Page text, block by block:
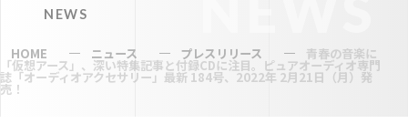
NEWS
HOME ニュース プレスリリース 青春の音楽に
「仮想アース」、深い特集記事と付録CDに注目。ピュアオーディオ専門
誌「オーディオアクセサリー」最新 184号、2022年 2月21日（月）発
売！